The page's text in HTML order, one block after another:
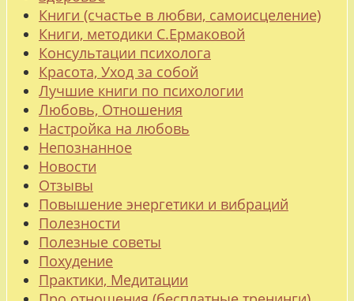
Книги (счастье в любви, самоисцеление)
Книги, методики С.Ермаковой
Консультации психолога
Красота, Уход за собой
Лучшие книги по психологии
Любовь, Отношения
Настройка на любовь
Непознанное
Новости
Отзывы
Повышение энергетики и вибраций
Полезности
Полезные советы
Похудение
Практики, Медитации